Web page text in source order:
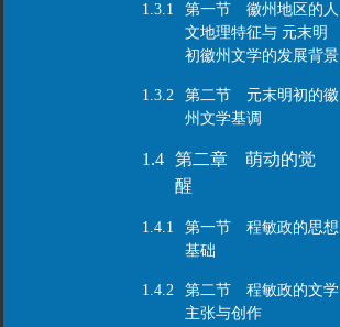
1.3.1
第一节 徽州地区的人
文地理特征与 元末明
初徽州文学的发展背景
1.3.2
第二节 元末明初的徽
州文学基调
1.4
第二章 萌动的觉
醒
1.4.1
第一节 程敏政的思想
基础
1.4.2
第二节 程敏政的文学
主张与创作